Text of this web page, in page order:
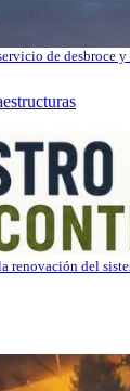
de desbroce
la renovación del